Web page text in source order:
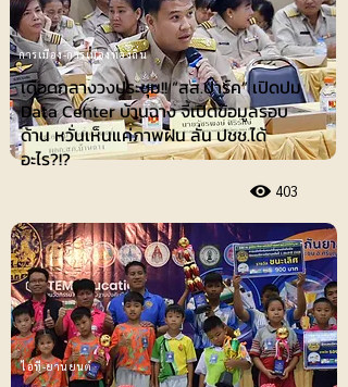
เดือดกลางวงประชุม!! “สส.ปาร์ค” เปิดปม
Data Center บ้านฉาง จี้เปิดข้อมูลรอบ
ด้าน หวั่นเห็นแค่ภาพฝัน ลั่น ปชช.ได้
อะไร?!?
403
การเมือง-การเมืองท้องถิ่น
ไอที-ยานยนต์